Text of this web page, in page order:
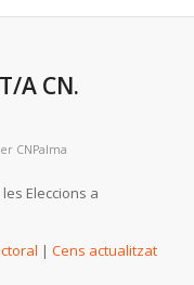
A CN.
CNPalma
Eleccions a
| Cens actualitzat